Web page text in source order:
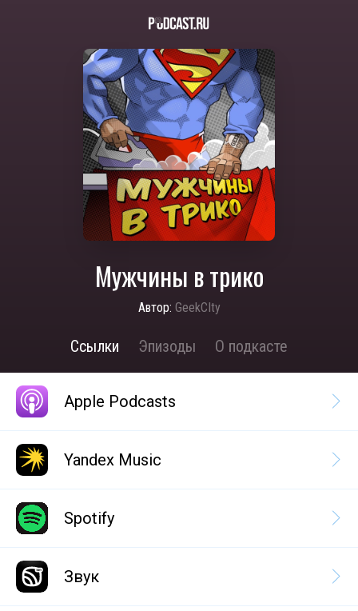
Мужчины в трико
Автор: GeekCIty
Ссылки Эпизоды О подкасте
Apple Podcasts
Yandex Music
Spotify
Звук